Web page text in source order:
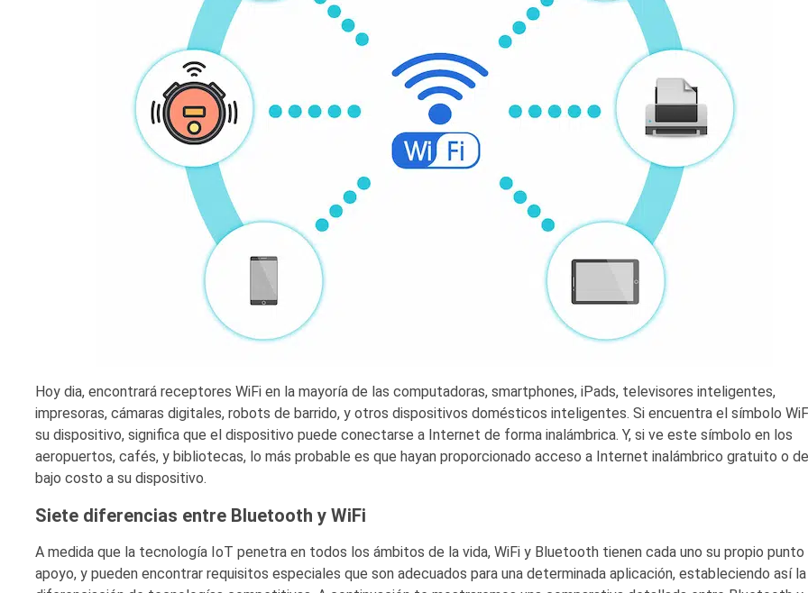
Hoy dia, encontrará receptores WiFi en la mayoría de las computadoras, smartphones, iPads, televisores inteligentes,
impresoras, cámaras digitales, robots de barrido, y otros dispositivos domésticos inteligentes. Si encuentra el símbolo
su dispositivo, significa que el dispositivo puede conectarse a Internet de forma inalámbrica. Y, si ve este símbolo en los
aeropuertos, cafés, y bibliotecas, lo más probable es que hayan proporcionado acceso a Internet inalámbrico gratuito o de
bajo costo a su dispositivo.
Siete diferencias entre Bluetooth y WiFi
A medida que la tecnología IoT penetra en todos los ámbitos de la vida, WiFi y Bluetooth tienen cada uno su propio punto
apoyo, y pueden encontrar requisitos especiales que son adecuados para una determinada aplicación, estableciendo así la